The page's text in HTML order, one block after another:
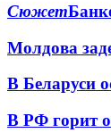
Сюжет
Молдова
В Беларуси
В РФ горит